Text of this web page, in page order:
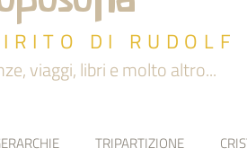
DI RUDOLF
viaggi, libri e molto altro...
TRIPARTIZIONE